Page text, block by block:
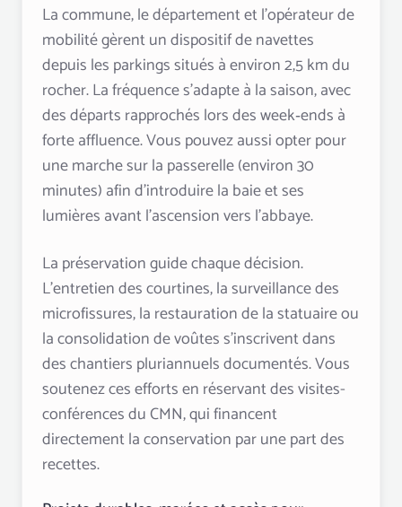
La commune, le département et l’opérateur de
mobilité gèrent un dispositif de navettes
depuis les parkings situés à environ 2,5 km du
rocher. La fréquence s’adapte à la saison, avec
des départs rapprochés lors des week‑ends à
forte affluence. Vous pouvez aussi opter pour
une marche sur la passerelle (environ 30
minutes) afin d’introduire la baie et ses
lumières avant l’ascension vers l’abbaye.
La préservation guide chaque décision.
L’entretien des courtines, la surveillance des
microfissures, la restauration de la statuaire ou
la consolidation de voûtes s’inscrivent dans
des chantiers pluriannuels documentés. Vous
soutenez ces efforts en réservant des visites-
conférences du CMN, qui financent
directement la conservation par une part des
recettes.